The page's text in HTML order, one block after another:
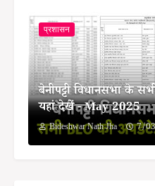
प्रशासन
बेनीपट्टी विधानसभा के
यहां देखें - May 2025
Bideshwar Nath Jha 7/